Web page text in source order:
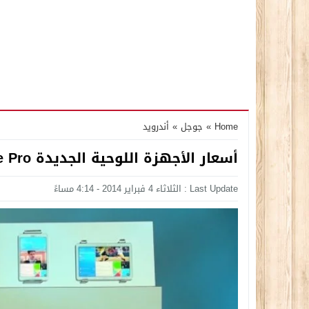
Home
» جوجل » أندرويد
أسعار الأجهزة اللوحية الجديدة Galaxy Note Pro و Tab Pro
Last Update : الثلاثاء 4 فبراير 2014 - 4:14 مساءً